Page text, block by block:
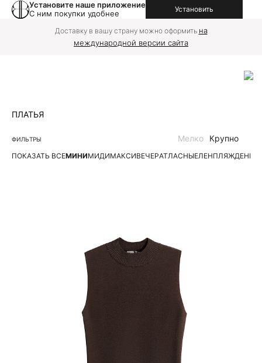
Установите наше приложение
С ним покупки удобнее
Установить
Доставку в вашу страну можно оформить на
международной версии сайта
ПЛАТЬЯ
ФИЛЬТРЫ
ПОКАЗАТЬ ВСЕМИНИМИДИМАКСИВЕЧЕРАТЛАСНЫЕЛЕНПЛЯЖДЕНИМ
Мелко Крупно